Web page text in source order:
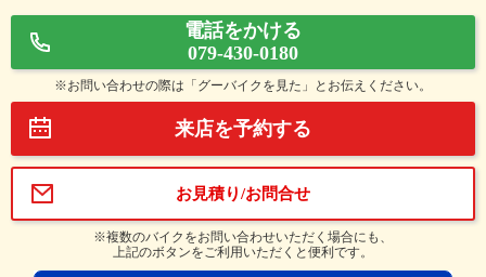
電話をかける
079-430-0180
※お問い合わせの際は「グーバイクを見た」とお伝えください。
来店を予約する
お見積り/お問合せ
※複数のバイクをお問い合わせいただく場合にも、
上記のボタンをご利用いただくと便利です。